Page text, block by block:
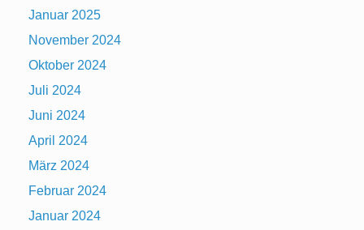
Januar 2025
November 2024
Oktober 2024
Juli 2024
Juni 2024
April 2024
März 2024
Februar 2024
Januar 2024